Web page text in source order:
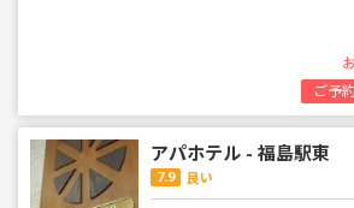
ご予
アパホテル - 福島駅東
7.9 良い